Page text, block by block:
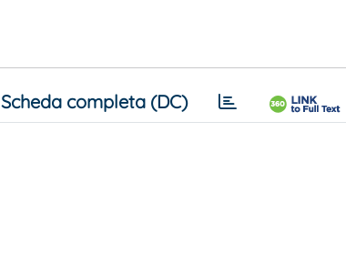
Scheda completa (DC)